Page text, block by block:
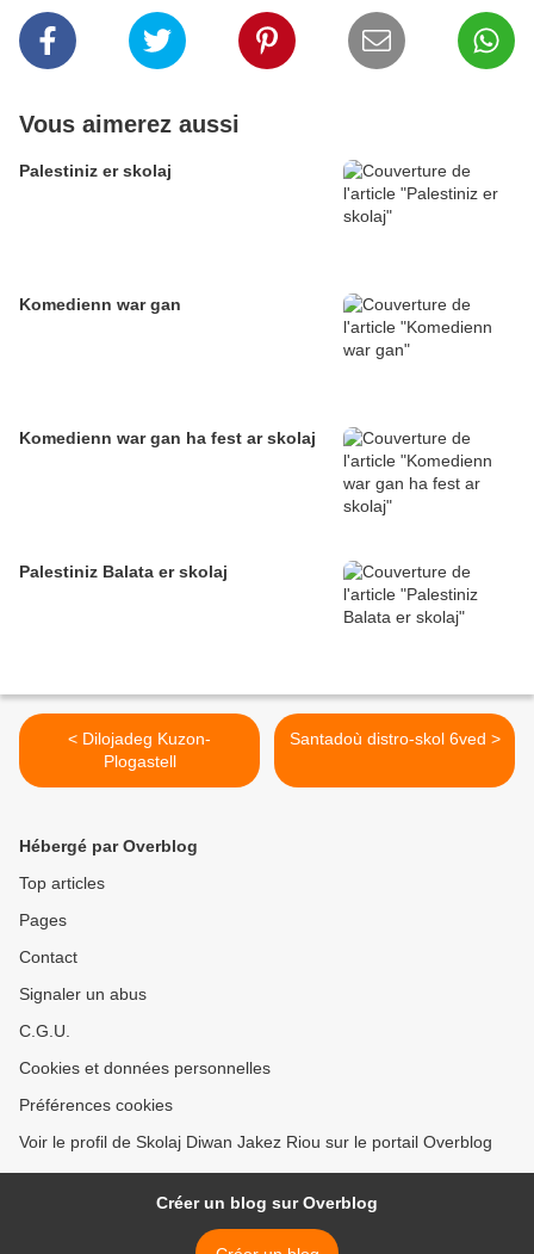
Vous aimerez aussi
Palestiniz er skolaj
Komedienn war gan
Komedienn war gan ha fest ar skolaj
Palestiniz Balata er skolaj
< Dilojadeg Kuzon-
Plogastell
Santadoù distro-skol 6ved >
Hébergé par Overblog
Top articles
Pages
Contact
Signaler un abus
C.G.U.
Cookies et données personnelles
Préférences cookies
Voir le profil de Skolaj Diwan Jakez Riou sur le portail Overblog
Créer un blog sur Overblog